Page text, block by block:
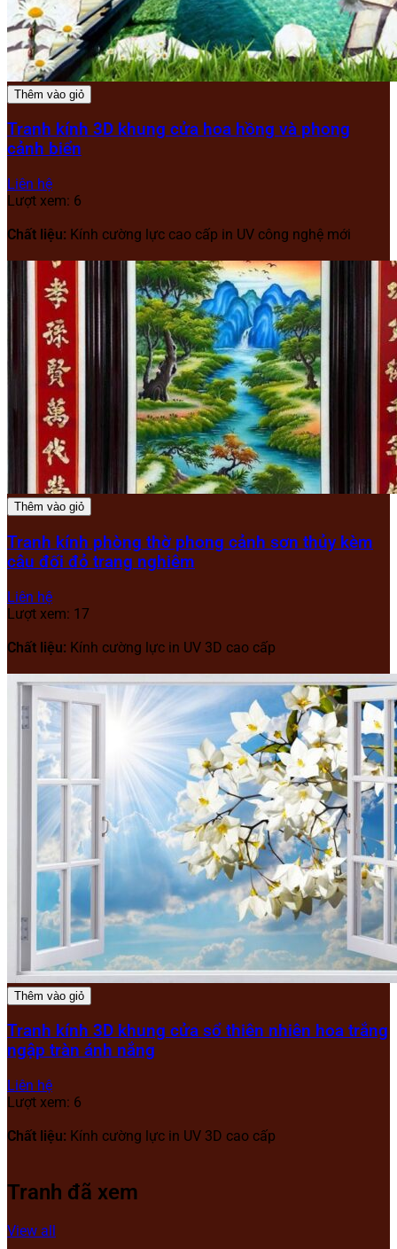
Thêm vào giỏ
Tranh kính 3D khung cửa hoa hồng và phong
cảnh biển
Liên hệ
Lượt xem: 6
Chất liệu: Kính cường lực cao cấp in UV công nghệ mới
Thêm vào giỏ
Tranh kính phòng thờ phong cảnh sơn thủy kèm
câu đối đỏ trang nghiêm
Liên hệ
Lượt xem: 17
Chất liệu: Kính cường lực in UV 3D cao cấp
Thêm vào giỏ
Tranh kính 3D khung cửa sổ thiên nhiên hoa trắng
ngập tràn ánh nắng
Liên hệ
Lượt xem: 6
Chất liệu: Kính cường lực in UV 3D cao cấp
Tranh đã xem
View all